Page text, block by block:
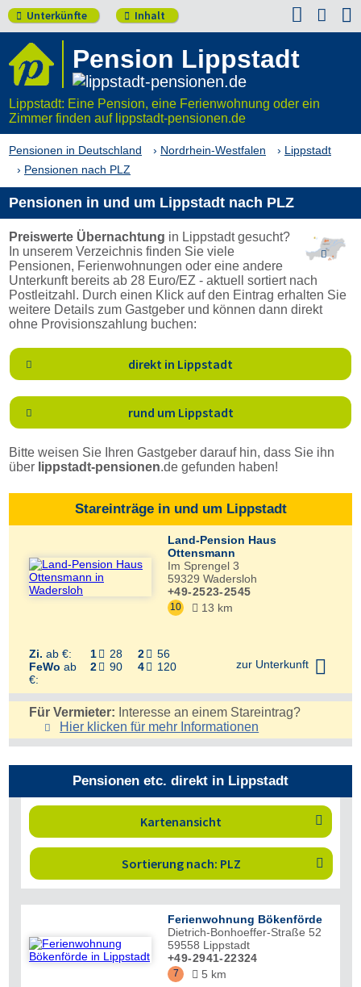
 Unterkünfte  Inhalt 

Pension Lippstadt
Lippstadt: Eine Pension, eine Ferienwohnung oder ein
Zimmer finden auf lippstadt-pensionen.de
Pensionen in Deutschland Nordrhein-Westfalen
Lippstadt
Pensionen nach PLZ
Pensionen in und um Lippstadt nach PLZ

Preiswerte Übernachtung in Lippstadt gesucht?
In unserem Verzeichnis finden Sie viele
Pensionen, Ferienwohnungen oder eine andere
Unterkunft bereits ab 28 Euro/EZ - aktuell sortiert nach
Postleitzahl. Durch einen Klick auf den Eintrag erhalten Sie
weitere Details zum Gastgeber und können dann direkt
ohne Provisionszahlung buchen:
 direkt in Lippstadt
 rund um Lippstadt
Bitte weisen Sie Ihren Gastgeber darauf hin, dass Sie ihn
über lippstadt-pensionen.de gefunden haben!
Stareinträge in und um Lippstadt
Land-Pension Haus
Ottensmann
Im Sprengel 3
59329 Wadersloh
+49-2523-2545
10  13 km
Zi. ab €: 1  28 2  56
FeWo ab
€:
2  90 4  120 zur Unterkunft 
Für Vermieter: Interesse an einem Stareintrag?
Hier klicken für mehr Informationen
Pensionen etc. direkt in Lippstadt
Kartenansicht 
Sortierung nach: PLZ 
Ferienwohnung Bökenförde
Dietrich-Bonhoeffer-Straße 52
59558 Lippstadt
+49-2941-22324
7  5 km